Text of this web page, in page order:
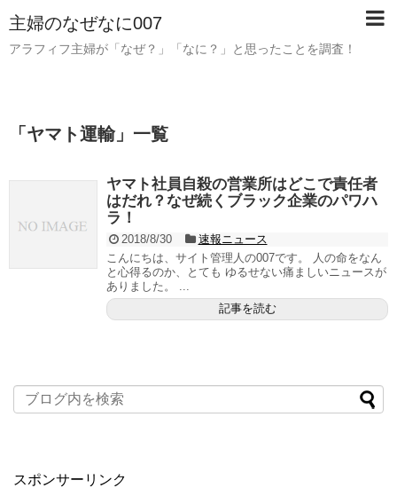
主婦のなぜなに007
アラフィフ主婦が「なぜ？」「なに？」と思ったことを調査！
「 ヤマト運輸」 一覧
ヤマト社員自殺の営業所はどこで責任者
はだれ？なぜ続くブラック企業のパワハ
ラ！
2018/8/30
速報ニュース
こんにちは、サイト管理人の007です。 人の命をなん
と心得るのか、とても ゆるせない痛ましいニュースが
ありました。 ...
記事を読む
スポンサーリンク